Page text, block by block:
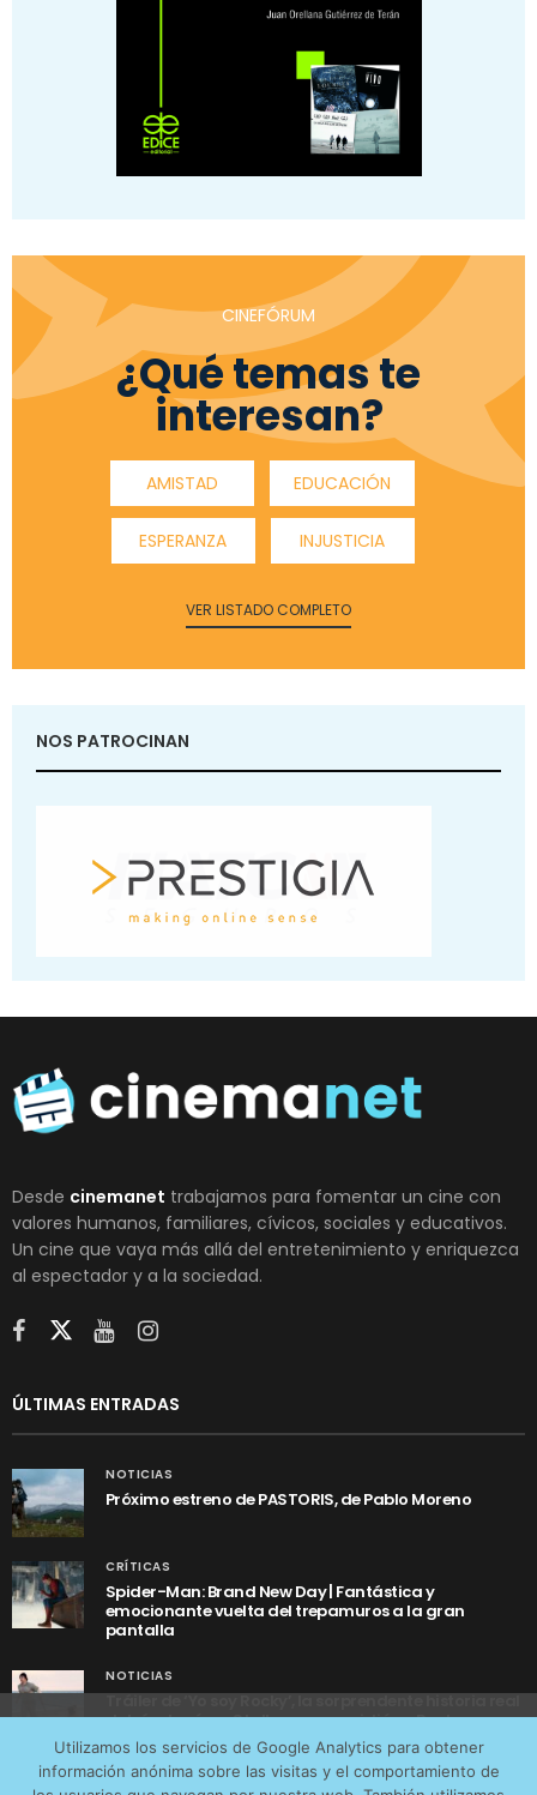
CINEFÓRUM
¿Qué temas te
interesan?
AMISTAD EDUCACIÓN
ESPERANZA INJUSTICIA
VER LISTADO COMPLETO
NOS PATROCINAN
Desde cinemanet trabajamos para fomentar un cine con
valores humanos, familiares, cívicos, sociales y educativos.
Un cine que vaya más allá del entretenimiento y enriquezca
al espectador y a la sociedad.
ÚLTIMAS ENTRADAS
NOTICIAS
Próximo estreno de PASTORIS, de Pablo Moreno
CRÍTICAS
Spider-Man: Brand New Day | Fantástica y
emocionante vuelta del trepamuros a la gran
pantalla
NOTICIAS
Tráiler de ‘Yo soy Rocky’, la sorprendente historia real
detrás de cómo Stallone se convirtió en Rocky
Utilizamos los servicios de Google Analytics para obtener
información anónima sobre las visitas y el comportamiento de
tráfico web que recibimos y conocer los servicios que
más os interesan. Puede cambiar las preferencias y